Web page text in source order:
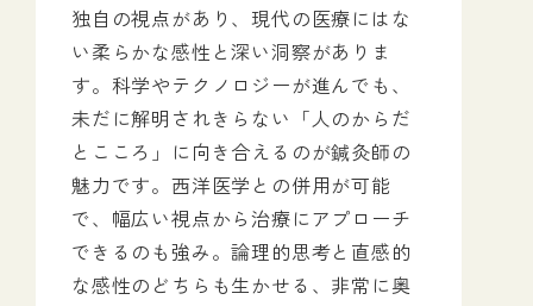
独自の視点があり、現代の医療にはな
い柔らかな感性と深い洞察がありま
す。科学やテクノロジーが進んでも、
未だに解明されきらない「人のからだ
とこころ」に向き合えるのが鍼灸師の
魅力です。西洋医学との併用が可能
で、幅広い視点から治療にアプローチ
できるのも強み。論理的思考と直感的
な感性のどちらも生かせる、非常に奥